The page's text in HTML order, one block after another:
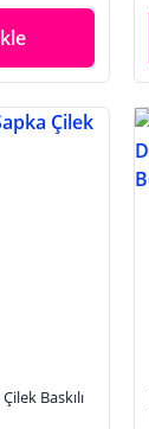
Baskılı